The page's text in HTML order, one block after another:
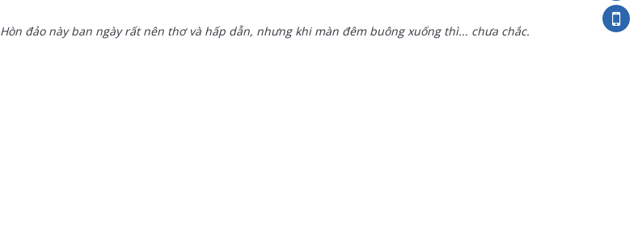
Hòn đảo này ban ngày rất nên thơ và hấp dẫn, nhưng khi màn đêm buông xuống thì... chưa chắc.